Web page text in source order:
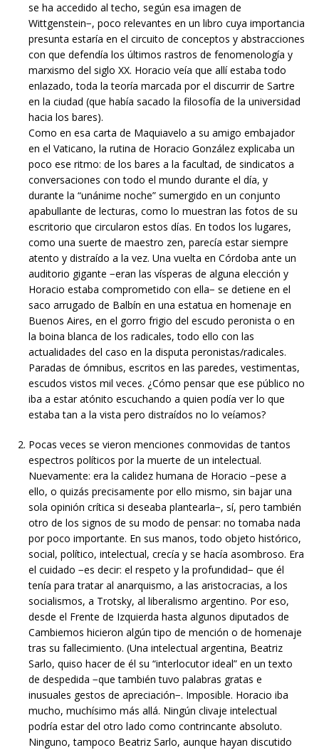
se ha accedido al techo, según esa imagen de
Wittgenstein−, poco relevantes en un libro cuya importancia
presunta estaría en el circuito de conceptos y abstracciones
con que defendía los últimos rastros de fenomenología y
marxismo del siglo XX. Horacio veía que allí estaba todo
enlazado, toda la teoría marcada por el discurrir de Sartre
en la ciudad (que había sacado la filosofía de la universidad
hacia los bares).
Como en esa carta de Maquiavelo a su amigo embajador
en el Vaticano, la rutina de Horacio González explicaba un
poco ese ritmo: de los bares a la facultad, de sindicatos a
conversaciones con todo el mundo durante el día, y
durante la “unánime noche” sumergido en un conjunto
apabullante de lecturas, como lo muestran las fotos de su
escritorio que circularon estos días. En todos los lugares,
como una suerte de maestro zen, parecía estar siempre
atento y distraído a la vez. Una vuelta en Córdoba ante un
auditorio gigante −eran las vísperas de alguna elección y
Horacio estaba comprometido con ella− se detiene en el
saco arrugado de Balbín en una estatua en homenaje en
Buenos Aires, en el gorro frigio del escudo peronista o en
la boina blanca de los radicales, todo ello con las
actualidades del caso en la disputa peronistas/radicales.
Paradas de ómnibus, escritos en las paredes, vestimentas,
escudos vistos mil veces. ¿Cómo pensar que ese público no
iba a estar atónito escuchando a quien podía ver lo que
estaba tan a la vista pero distraídos no lo veíamos?
Pocas veces se vieron menciones conmovidas de tantos
espectros políticos por la muerte de un intelectual.
Nuevamente: era la calidez humana de Horacio −pese a
ello, o quizás precisamente por ello mismo, sin bajar una
sola opinión crítica si deseaba plantearla−, sí, pero también
otro de los signos de su modo de pensar: no tomaba nada
por poco importante. En sus manos, todo objeto histórico,
social, político, intelectual, crecía y se hacía asombroso. Era
el cuidado −es decir: el respeto y la profundidad− que él
tenía para tratar al anarquismo, a las aristocracias, a los
socialismos, a Trotsky, al liberalismo argentino. Por eso,
desde el Frente de Izquierda hasta algunos diputados de
Cambiemos hicieron algún tipo de mención o de homenaje
tras su fallecimiento. (Una intelectual argentina, Beatriz
Sarlo, quiso hacer de él su “interlocutor ideal” en un texto
de despedida −que también tuvo palabras gratas e
inusuales gestos de apreciación−. Imposible. Horacio iba
mucho, muchísimo más allá. Ningún clivaje intelectual
podría estar del otro lado como contrincante absoluto.
Ninguno, tampoco Beatriz Sarlo, aunque hayan discutido